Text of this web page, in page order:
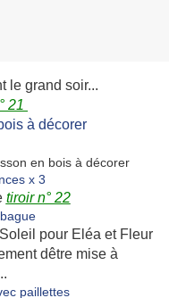
le grand soir...
21
en bois à décorer
tiroir n° 22
pour Eléa et Fleur
dêtre mise à